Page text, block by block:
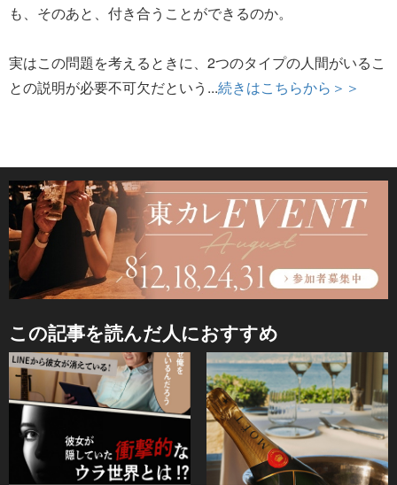
も、そのあと、付き合うことができるのか。
実はこの問題を考えるときに、2つのタイプの人間がいるこ
との説明が必要不可欠だという...続きはこちらから＞＞
この記事を読んだ人におすすめ